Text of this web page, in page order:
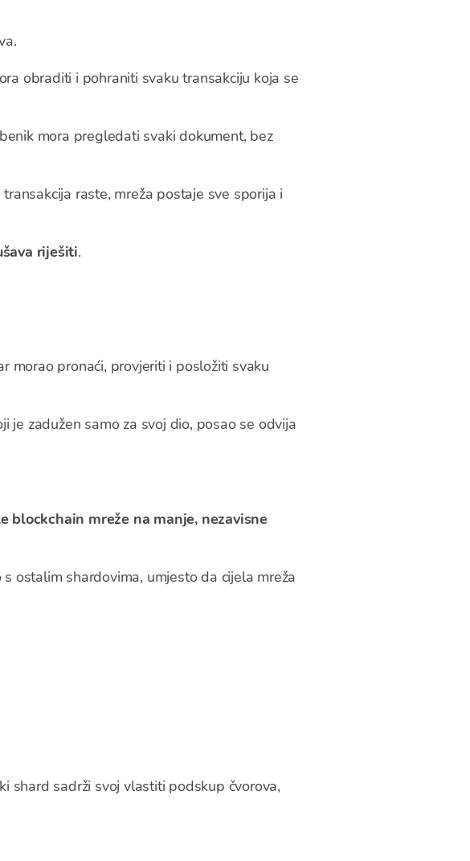
obraditi i pohraniti svaku transakciju koja se
mora pregledati svaki dokument, bez
raste, mreža postaje sve sporija i
riješiti.
morao pronaći, provjeriti i posložiti svaku
je zadužen samo za svoj dio, posao se odvija
mreže na manje, nezavisne
ostalim shardovima, umjesto da cijela mreža
shard sadrži svoj vlastiti podskup čvorova,